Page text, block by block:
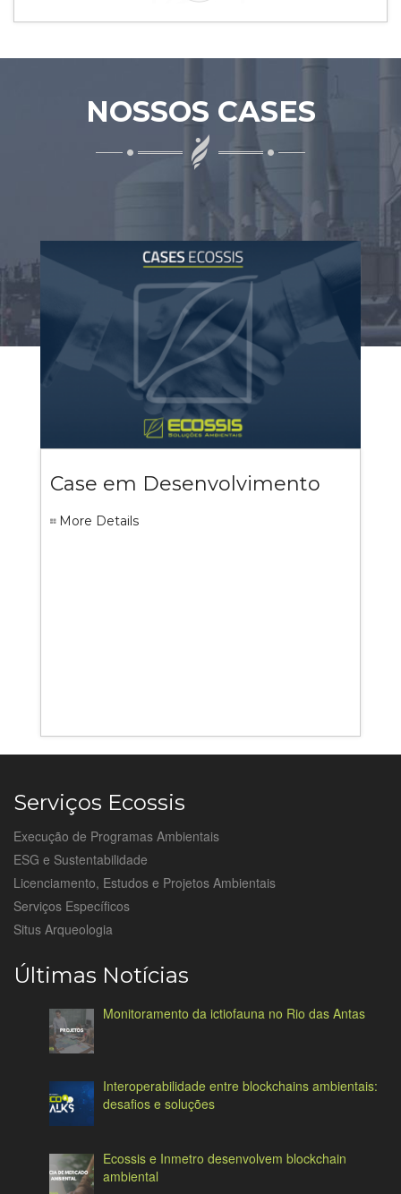
NOSSOS CASES
Case em Desenvolvimento
More Details
Serviços Ecossis
Execução de Programas Ambientais
ESG e Sustentabilidade
Licenciamento, Estudos e Projetos Ambientais
Serviços Específicos
Situs Arqueologia
Últimas Notícias
Monitoramento da ictiofauna no Rio das Antas
Interoperabilidade entre blockchains ambientais:
desafios e soluções
Ecossis e Inmetro desenvolvem blockchain
ambiental